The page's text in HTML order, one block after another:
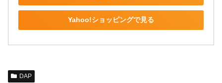
Yahoo!ショッピングで見る
DAP